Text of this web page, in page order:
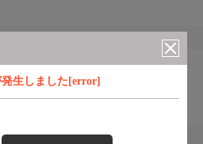
生しました[error]
番組